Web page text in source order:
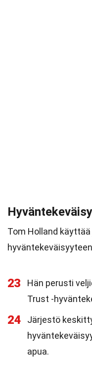
Tom Holland
23
Hän perusti
Trust -
24
Järjestö
apua.